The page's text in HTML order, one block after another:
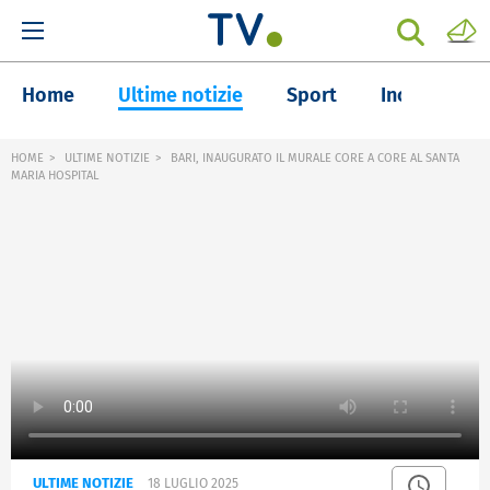
Home Ultime notizie Sport Inchieste
HOME ULTIME NOTIZIE
BARI, INAUGURATO IL MURALE CORE A CORE AL SANTA
MARIA HOSPITAL
ULTIME NOTIZIE 18 LUGLIO 2025